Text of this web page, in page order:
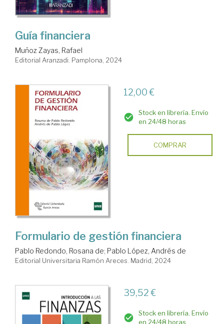
Guía financiera
Muñoz Zayas, Rafael
Editorial Aranzadi. Pamplona, 2024
12,00 €
Stock en librería. Envío
en 24/48 horas
COMPRAR
Formulario de gestión financiera
Pablo Redondo, Rosana de; Pablo López, Andrés de
Editorial Universitaria Ramón Areces. Madrid, 2024
39,52 €
Stock en librería. Envío
en 24/48 horas